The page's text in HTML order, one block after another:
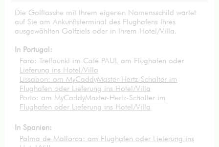
Die Golftasche mit Ihrem eigenen Namensschild wartet
auf Sie am Ankunftsterminal des Flughafens Ihres
ausgewählten Golfziels oder in Ihrem Hotel/Villa.
In Portugal:
Faro: Treffpunkt im Café PAUL am Flughafen oder
Lieferung ins Hotel/Villa
Lissabon: am MyCaddyMaster-Hertz-Schalter im
Flughafen oder Lieferung ins Hotel/Villa
Porto: am MyCaddyMaster-Hertz-Schalter im
Flughafen oder Lieferung ins Hotel/Villa
In Spanien:
Palma de Mallorca: am Flughafen oder Lieferung ins